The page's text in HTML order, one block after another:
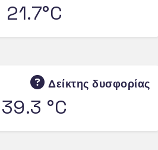
21.7°C
Δείκτης δυσφορίας
39.3 °C